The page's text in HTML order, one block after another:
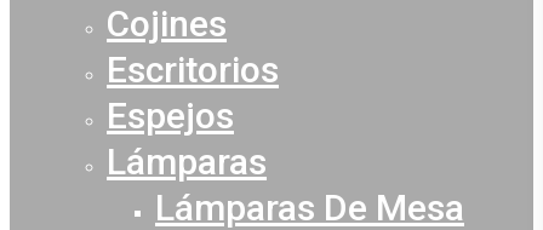
Cojines
Escritorios
Espejos
Lámparas
Lámparas De Mesa